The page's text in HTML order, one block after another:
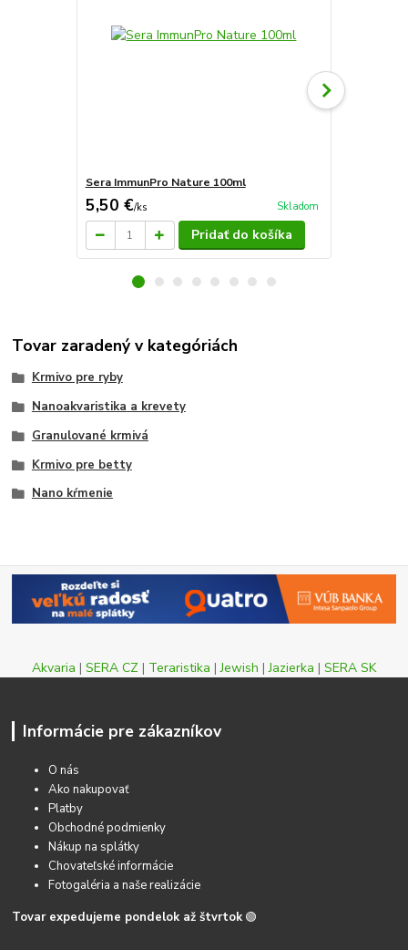
Sera ImmunPro Nature 100ml
5,50 €/ks Skladom
Pridať do košíka
Tovar zaradený v kategóriách
Krmivo pre ryby
Nanoakvaristika a krevety
Granulované krmivá
Krmivo pre betty
Nano kŕmenie
Akvaria | SERA CZ | Teraristika |Jewish |Jazierka | SERA SK
Informácie pre zákazníkov
O nás
Ako nakupovať
Platby
Obchodné podmienky
Nákup na splátky
Chovateľské informácie
Fotogaléria a naše realizácie
Tovar expedujeme pondelok až štvrtok 🟢